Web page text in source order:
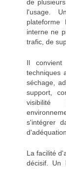
de
l'usage.
interne ne
trafic, de
Il convient
techniques
séchage,
support,
visibilité
s'intégrer
La facilité
décisif. Un